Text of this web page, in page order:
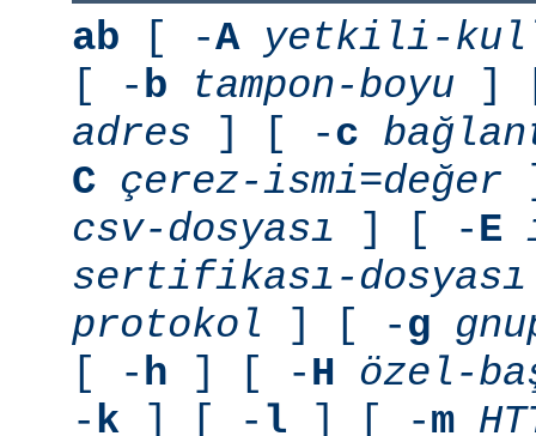
ab [ -A
yetkili-
[ -b tampon-boyu ]
adres ] [ -c
C çerez-ismi=değer
csv-dosyası ] [ -E
sertifikası-dosyası
protokol ] [ -g
[ -h ] [ -H özel-
-k ] [ - l ] [ -m